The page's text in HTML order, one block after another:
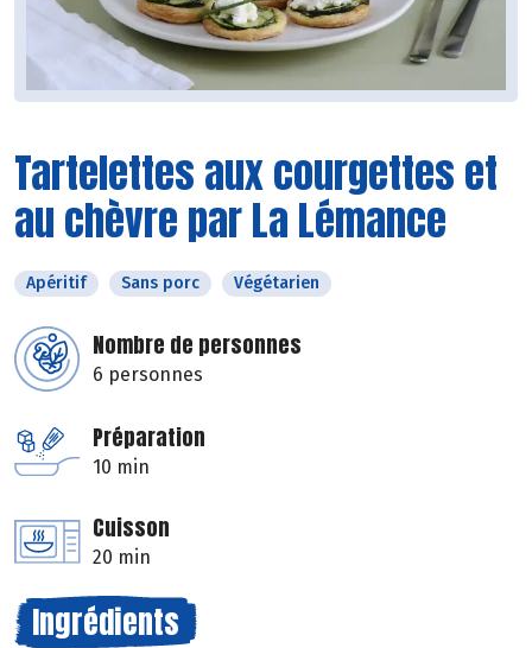
Tartelettes aux courgettes et
au chèvre par La Lémance
Apéritif Sans porc Végétarien
Nombre de personnes
6 personnes
Préparation
10 min
Cuisson
20 min
Ingrédients